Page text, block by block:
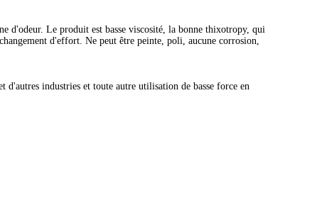
d'odeur. Le produit est basse viscosité, la bonne thixotropy, qui
d'effort. Ne peut être peinte, poli, aucune corrosion,
d'autres industries et toute autre utilisation de basse force en